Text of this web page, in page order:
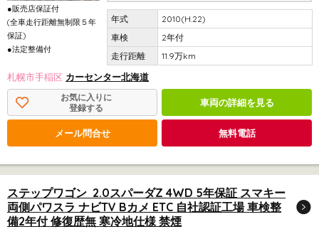
●販売店保証付
(全車走行距離無制限５年
保証)
●法定整備付
2010(H.22)
2年付
11.9万km
札幌市手稲区 カーセンター北海道
お気に入りに
登録する
車両の詳細を見る
メール問合せ 無料電話
ステップワゴン 2.0スパーダZ 4WD 5年保証 スマキー
両側パワスラ ナビTV Bカメ ETC 自社認証工場 車検整
備2年付 修復歴無 寒冷地仕様 禁煙